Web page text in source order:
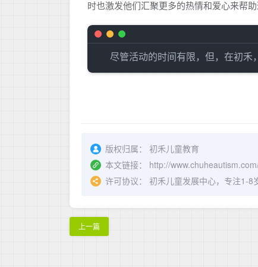
时也激发他们汇聚更多的热情和爱心来帮
版权归属：
初禾儿童教育
本文链接：
http://
许可协议：
初禾儿童发展中心，专注1-8
上一篇